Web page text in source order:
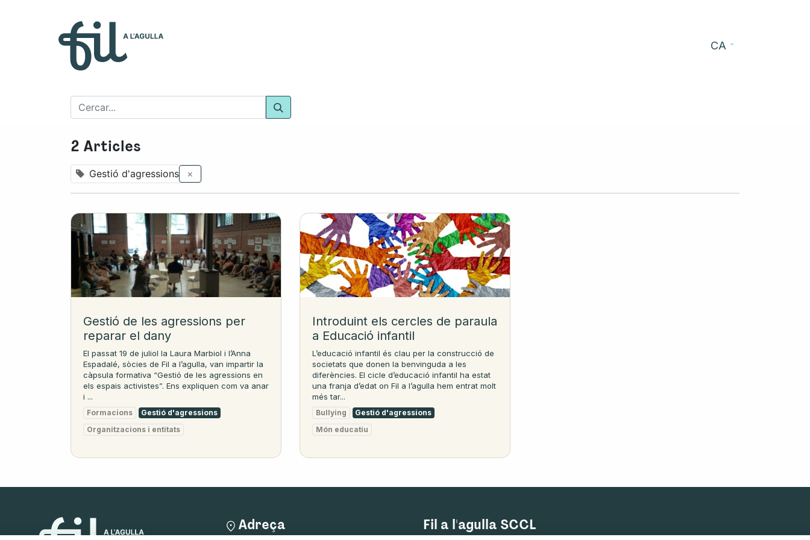
CA
2 Articles
Gestió d'agressions ×
Gestió de les agressions per
reparar el dany
El passat 19 de juliol la Laura Marbiol i l’Anna
Espadalé, sòcies de Fil a l’agulla, van impartir la
càpsula formativa “Gestió de les agressions en
els espais activistes”. Ens expliquen com va anar
i ...
Formacions
Gestió d'agressions
Organitzacions i entitats
Introduint els cercles de paraula
a Educació infantil
L’educació infantil és clau per la construcció de
societats que donen la benvinguda a les
diferències. El cicle d’educació infantil ha estat
una franja d’edat on Fil a l’agulla hem entrat molt
més tar...
Bullying
Gestió d'agressions
Món educatiu
Adreça Fil a l'agulla SCCL